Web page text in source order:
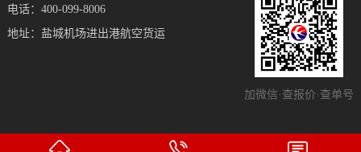
加微信·查报价·查单号
电话：400-099-8006
地址：盐城机场进出港航空货运